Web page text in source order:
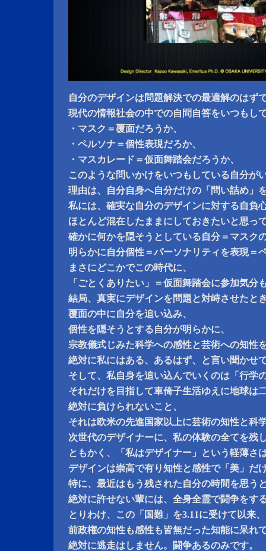
自分のデザインは問題解決での最適解のはず
現代の情報社会の中での自問自答をいつもし
・マスク＝覆面だろうか、
・ペルソナ＝個性表現だろか、
・マスカレード＝仮面舞踏会だろうか、
このような問いかけをいつもしている自分が
理由は、自分自身へ自分だけの「問い詰め」
私には、確実な自分のデザインに対する自負
ほとんど混在したままにしておきたいと思っ
確かに何かを隠そうとしている自分＝マスク
明らかに自分個性＝パーソナリティを表現＝
まさにどこかでこの時代に、
「ごとくありたい」＝仮面舞踏会に参加気分
結局、真実にデザインを問題と対峙させたと
覆面の中に自分を追い込み、
個性を隠そうとする自分が明らかに、
宗教儀式じみた科学への感性と芸術への知性
絶対に私にはある、あるはず、と言い聞かせ
そして、私自身を追い込んでいくのは「行学
それだけを目指して車倚子生活ゆえに地球は
絶対に負けられないこと、
それは欧米の先進国家以上に芸術の知性と科
次世代のデザイナーに、私の体験の全てを残
ともかく、「私はデザイナー」という軽薄さ
デザインは崇高で有り知性と感性で「美」だ
特に、最近はもう残された自分の時間を思う
絶対に許せない輩には、全身全霊で闘争をす
とりわけ、この「国難」を3.11に受けて以来、
前政権の知性も感性も皆無だった知能に呆れ
絶対に逃走はしません。闘争あるのみです。